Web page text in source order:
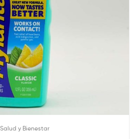
Salud y Bienestar